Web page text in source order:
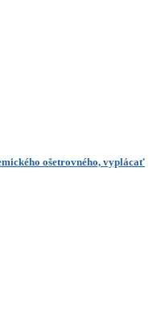
ošetrovného, vyplácať